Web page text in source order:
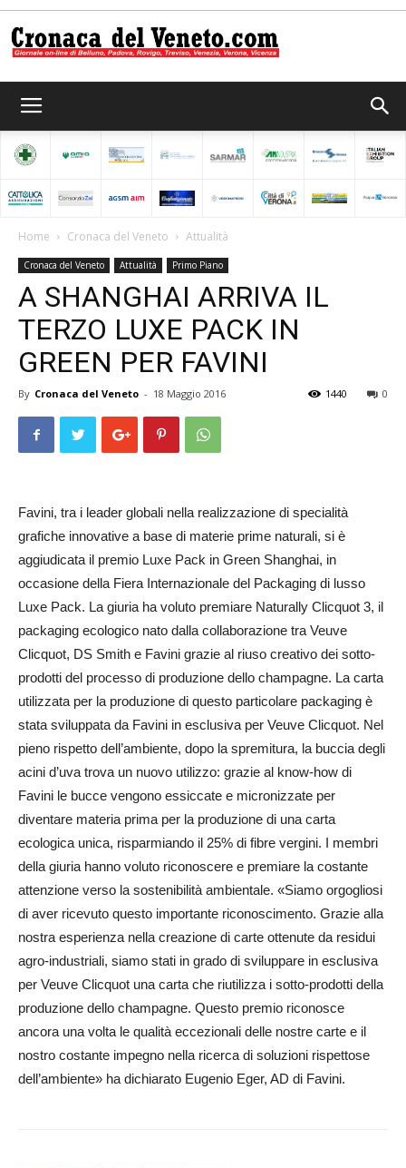
del
Veneto
Home Cronaca del Veneto Attualità
Cronaca del Veneto Attualità Primo Piano
A SHANGHAI ARRIVA IL
TERZO LUXE PACK IN
GREEN PER FAVINI
By Cronaca del Veneto - 18 Maggio 2016 0
1440
Favini, tra i leader globali nel­la realizzazione di specialità
grafiche innovative a base di materie prime naturali, si è
aggiudicata il premio Luxe Pack in Gre­en Shan­ghai, in
occasione del­la Fiera Internazio­na­le del Packaging di lusso
Luxe Pa­ck. La giuria ha vo­luto premiare Naturally Clicquot 3, il
packaging ecologico na­to dalla collaborazione tra Veuve
Clicquot, DS Smith e Fa­vini grazie al riuso creativo dei sot­to-
prodotti del processo di produzione dello champagne. La carta
utilizzata per la produzione di questo particolare packaging è
stata sviluppata da Favini in es­clusiva per Veuve Clicquot. Nel
pieno rispetto dell’ambiente, dopo la spremitura, la buccia degli
acini d’uva trova un nuovo utilizzo: grazie al know-how di
Favini le buc­ce vengono essiccate e micronizzate per
diventare materia prima per la produzione di una carta
ecologica unica, risparmiando il 25% di fibre vergini. I membri
del­la giuria hanno voluto riconoscere e premiare la costante
attenzione verso la sostenibilità ambientale. «Siamo or­gogliosi
di aver ricevuto questo importante riconosci­men­to. Gra­zie alla
nostra es­perienza nella creazione di carte ottenute da residui
agro-industriali, siamo stati in grado di sviluppare in es­clu­siva
per Veuve Clicquot una carta che riutilizza i sotto-prodotti della
produzione dello champagne. Questo premio riconosce
ancora una volta le qualità eccezionali delle nostre carte e il
nostro costante impegno nella ricerca di soluzioni rispettose
dell’ambiente» ha dichiarato Euge­nio Eger, AD di Favini.